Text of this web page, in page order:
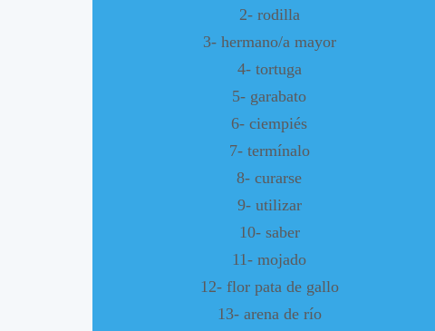
2- rodilla
3- hermano/a mayor
4- tortuga
5- garabato
6- ciempiés
7- termínalo
8- curarse
9- utilizar
10- saber
11- mojado
12- flor pata de gallo
13- arena de río